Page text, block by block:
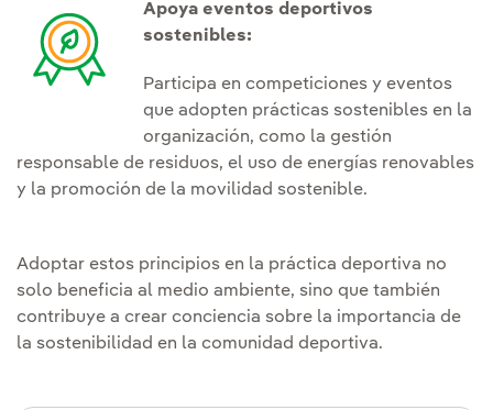
Apoya eventos deportivos
sostenibles:
Participa en competiciones y eventos
que adopten prácticas sostenibles en la
organización, como la gestión
responsable de residuos, el uso de energías renovables
y la promoción de la movilidad sostenible.
Adoptar estos principios en la práctica deportiva no
solo beneficia al medio ambiente, sino que también
contribuye a crear conciencia sobre la importancia de
la sostenibilidad en la comunidad deportiva.